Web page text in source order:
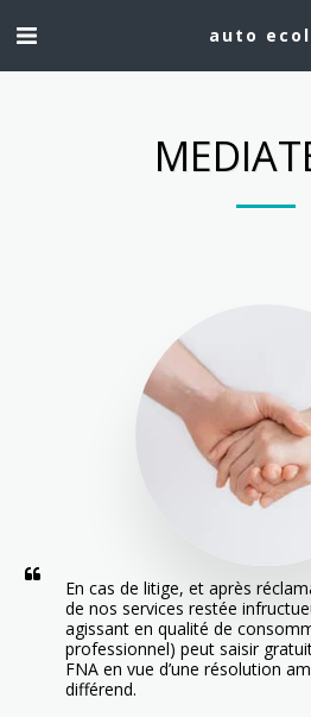
auto
En cas de litige, et après
de nos services restée
agissant en qualité de
professionnel) peut saisir
FNA en vue d’une résolution
différend.